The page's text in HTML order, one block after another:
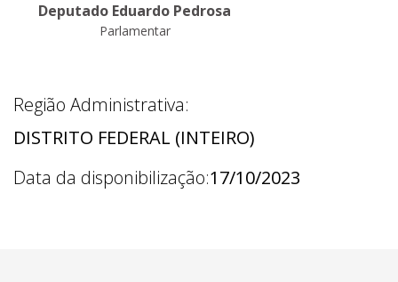
Deputado Eduardo Pedrosa
Parlamentar
Região Administrativa:
DISTRITO FEDERAL (INTEIRO)
Data da disponibilização:17/10/2023